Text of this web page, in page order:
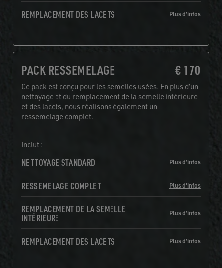
REMPLACEMENT DES LACETS Plus d'infos
PACK RESSEMELAGE € 170
Ce pack est conçu pour les semelles usées. En plus d’un
nettoyage et du remplacement de la semelle intérieure
et des lacets, nous réalisons également un
ressemelage complet.
Inclut :
NETTOYAGE STANDARD Plus d'infos
RESSEMELAGE COMPLET Plus d'infos
REMPLACEMENT DE LA SEMELLE
INTÉRIEURE Plus d'infos
REMPLACEMENT DES LACETS Plus d'infos